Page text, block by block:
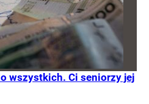
wszystkich. Ci seniorzy jej